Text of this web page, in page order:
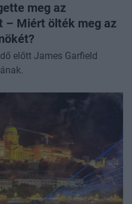
meg az
– Miért ölték meg az
előtt James Garfield